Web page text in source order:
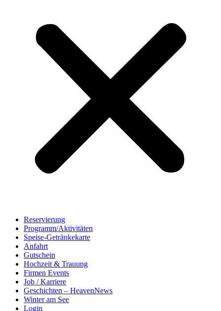
Reservierung
Programm/Aktivitäten
Speise-Getränkekarte
Anfahrt
Gutschein
Hochzeit & Trauung
Firmen Events
Job / Karriere
Geschichten – HeavenNews
Winter am See
Login